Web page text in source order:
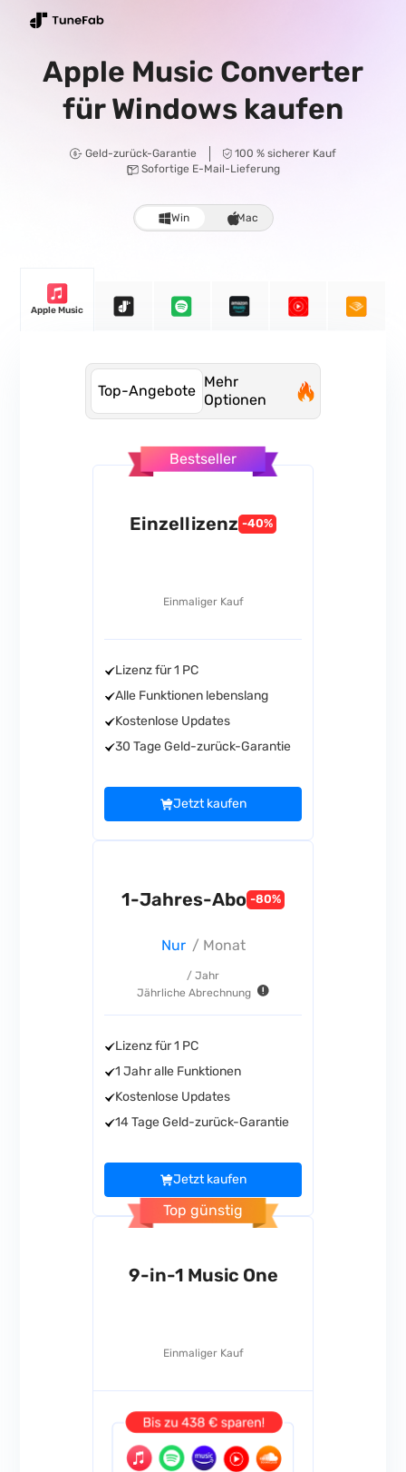
Apple Music Converter
für Windows kaufen
Geld-zurück-Garantie
100 % sicherer Kauf
Sofortige E-Mail-Lieferung
Win Mac
Apple Music
Top-Angebote
Mehr
Optionen
1-Jahres-Abo -80%
Nur / Monat
/ Jahr
Jährliche Abrechnung
Lizenz für 1 PC
1 Jahr alle Funktionen
Kostenlose Updates
14 Tage Geld-zurück-Garantie
Jetzt kaufen
Bestseller
Einzellizenz -40%
Einmaliger Kauf
Lizenz für 1 PC
Alle Funktionen lebenslang
Kostenlose Updates
30 Tage Geld-zurück-Garantie
Jetzt kaufen
Top günstig
9-in-1 Music One
Einmaliger Kauf